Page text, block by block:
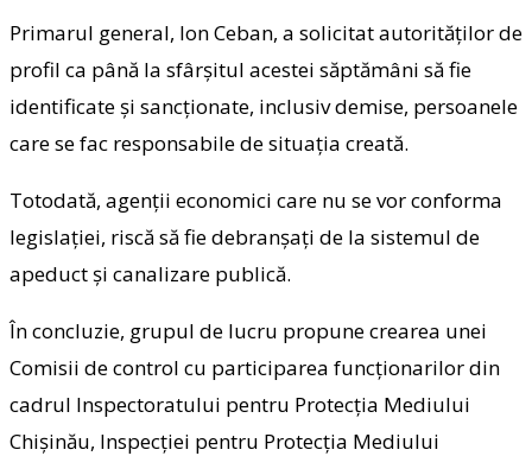
Primarul general, Ion Ceban, a solicitat autorităților de
profil ca până la sfârșitul acestei săptămâni să fie
identificate și sancționate, inclusiv demise, persoanele
care se fac responsabile de situația creată.
Totodată, agenții economici care nu se vor conforma
legislației, riscă să fie debranșați de la sistemul de
apeduct și canalizare publică.
În concluzie, grupul de lucru propune crearea unei
Comisii de control cu participarea funcționarilor din
cadrul Inspectoratului pentru Protecția Mediului
Chișinău, Inspecției pentru Protecția Mediului